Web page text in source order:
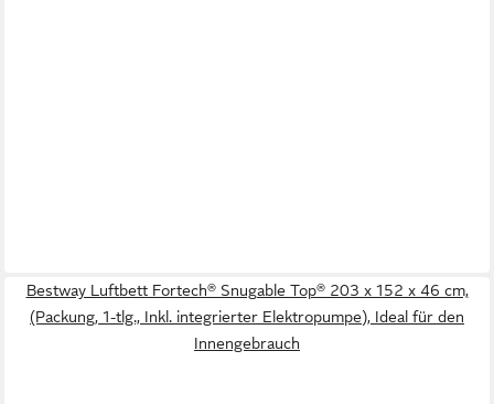
Bestway Luftbett Fortech® Snugable Top® 203 x 152 x 46 cm,
(Packung, 1-tlg., Inkl. integrierter Elektropumpe), Ideal für den
Innengebrauch